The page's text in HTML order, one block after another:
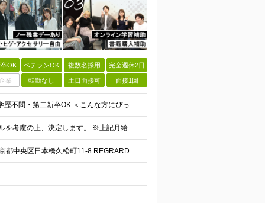
OK ベテランOK 複数名採用 完全週休2日
業 転勤なし 土日面接可 面接1回
＼未経験歓迎！ITの知識がない方も応募OKです◎／ ※学歴不問・第二新卒OK ＜こんな方にぴったりです＞ ・自分らしく働ける環境がいい方 ・気軽に相談できる相手が欲しい方 ・ワークライフバランスを大
★前職給与保証します！ 月給30万円以上 ※経験・スキルを考慮の上、決定します。 ※上記月給には固定残業代（35時間分／5万2,500円～）を含みます ※固定残業代は給与に応じて変動します ※残業
★完全在宅案件あり/テレワーク相談可能 ★転勤なし 東京都中央区日本橋久松町11-8 REGRARD NINGYOCHO B1F ┗一都三県（東京・神奈川・千葉・埼玉）の案件先へ勤務いただきます。